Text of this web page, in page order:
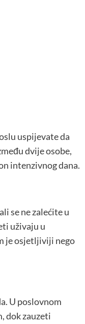
uspijevate da
dvije osobe,
intenzivnog dana.
se ne zalećite u
uživaju u
je osjetljiviji nego
U poslovnom
dok zauzeti